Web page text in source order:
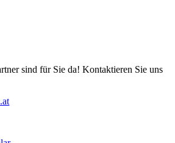
sind für Sie da! Kontaktieren Sie uns